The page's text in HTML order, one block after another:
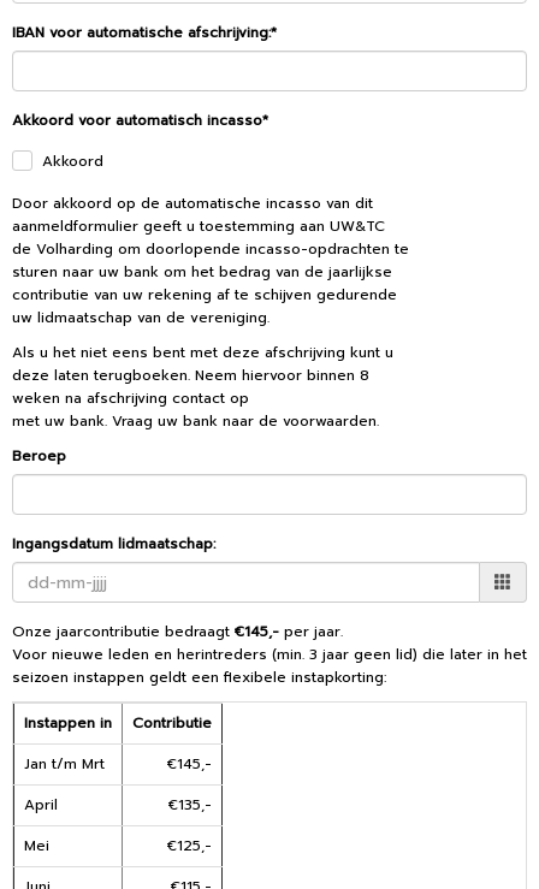
IBAN voor automatische afschrijving:*
Akkoord voor automatisch incasso*
Akkoord
Door akkoord op de automatische incasso van dit
aanmeldformulier geeft u toestemming aan UW&TC
de Volharding om doorlopende incasso-opdrachten te
sturen naar uw bank om het bedrag van de jaarlijkse
contributie van uw rekening af te schijven gedurende
uw lidmaatschap van de vereniging.
Als u het niet eens bent met deze afschrijving kunt u
deze laten terugboeken. Neem hiervoor binnen 8
weken na afschrijving contact op
met uw bank. Vraag uw bank naar de voorwaarden.
Beroep
Ingangsdatum lidmaatschap:
Onze jaarcontributie bedraagt €145,- per jaar.
Voor nieuwe leden en herintreders (min. 3 jaar geen lid) die later in het
seizoen instappen geldt een flexibele instapkorting:
Instappen in
Contributie
Jan t/m Mrt
€145,-
April
€135,-
Mei
€125,-